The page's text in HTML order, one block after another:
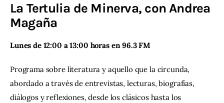
Contacto
La Tertulia de Minerva, con Andrea
Magaña
Lunes de 12:00 a 13:00 horas en 96.3 FM
Programa sobre literatura y aquello que la circunda,
abordado a través de entrevistas, lecturas, biografías,
diálogos y reflexiones, desde los clásicos hasta los